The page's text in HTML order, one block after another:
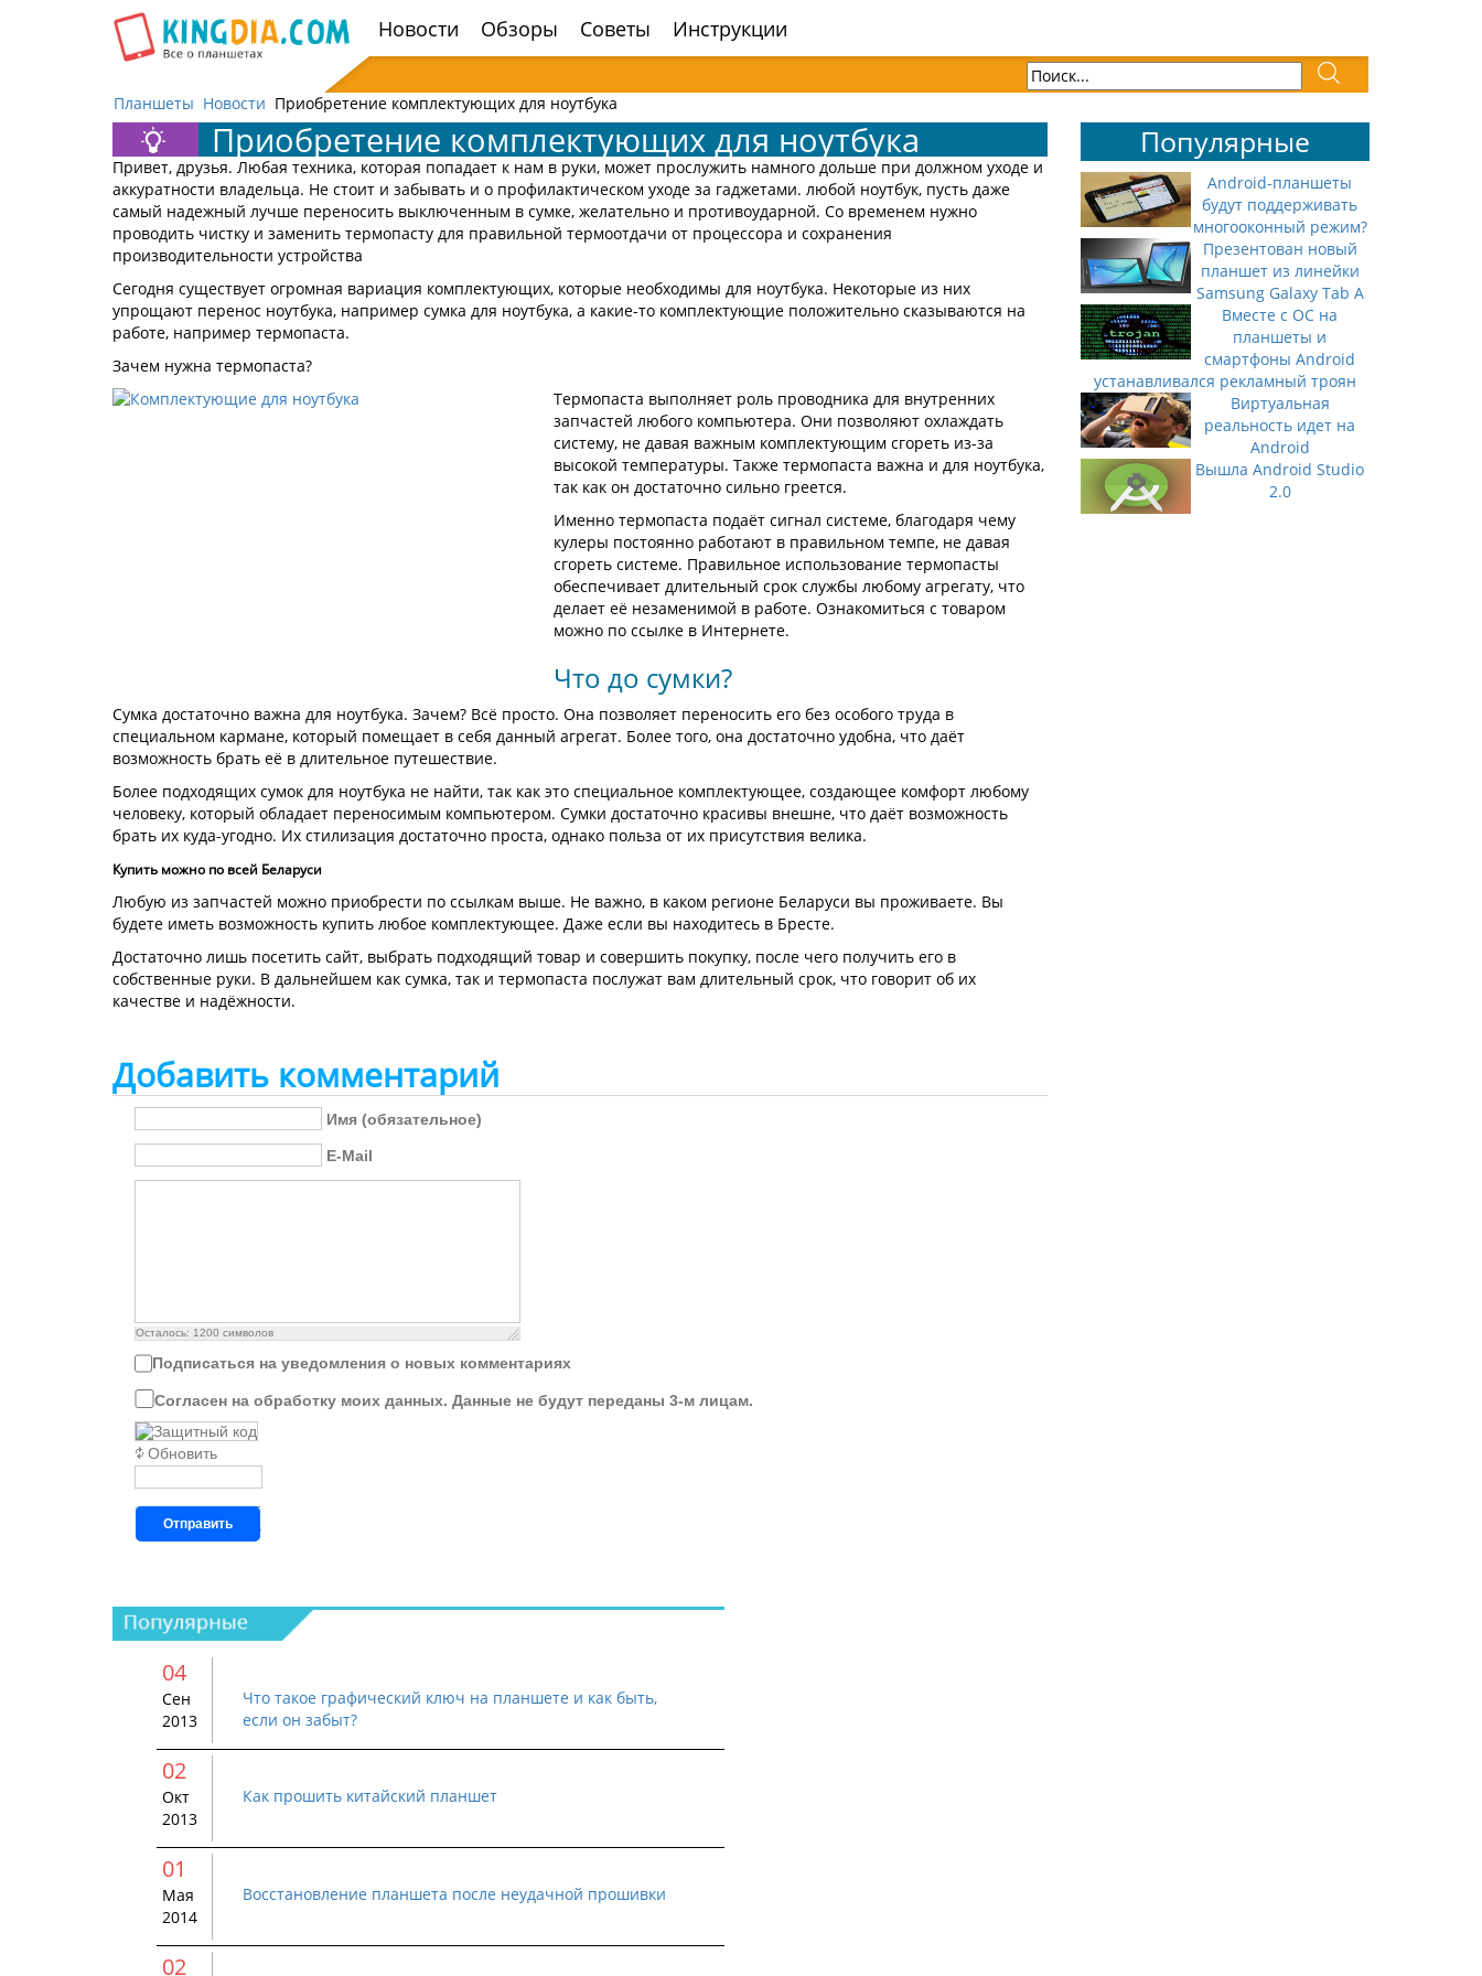
навигацию
Новости Обзоры Советы Инструкции
Планшеты Новости Приобретение комплектующих для ноутбука
Приобретение комплектующих для ноутбука
Привет, друзья. Любая техника, которая попадает к нам в руки, может прослужить намного дольше при должном уходе и
аккуратности владельца. Не стоит и забывать и о профилактическом уходе за гаджетами. любой ноутбук, пусть даже
самый надежный лучше переносить выключенным в сумке, желательно и противоударной. Со временем нужно
проводить чистку и заменить термопасту для правильной термоотдачи от процессора и сохранения
производительности устройства
Сегодня существует огромная вариация комплектующих, которые необходимы для ноутбука. Некоторые из них
упрощают перенос ноутбука, например сумка для ноутбука, а какие-то комплектующие положительно сказываются на
работе, например термопаста.
Зачем нужна термопаста?
Термопаста выполняет роль проводника для внутренних
запчастей любого компьютера. Они позволяют охлаждать
систему, не давая важным комплектующим сгореть из-за
высокой температуры. Также термопаста важна и для ноутбука,
так как он достаточно сильно греется.
Именно термопаста подаёт сигнал системе, благодаря чему
кулеры постоянно работают в правильном темпе, не давая
сгореть системе. Правильное использование термопасты
обеспечивает длительный срок службы любому агрегату, что
делает её незаменимой в работе. Ознакомиться с товаром
можно по ссылке в Интернете.
Что до сумки?
Сумка достаточно важна для ноутбука. Зачем? Всё просто. Она позволяет переносить его без особого труда в
специальном кармане, который помещает в себя данный агрегат. Более того, она достаточно удобна, что даёт
возможность брать её в длительное путешествие.
Более подходящих сумок для ноутбука не найти, так как это специальное комплектующее, создающее комфорт любому
человеку, который обладает переносимым компьютером. Сумки достаточно красивы внешне, что даёт возможность
брать их куда-угодно. Их стилизация достаточно проста, однако польза от их присутствия велика.
Купить можно по всей Беларуси
Любую из запчастей можно приобрести по ссылкам выше. Не важно, в каком регионе Беларуси вы проживаете. Вы
будете иметь возможность купить любое комплектующее. Даже если вы находитесь в Бресте.
Достаточно лишь посетить сайт, выбрать подходящий товар и совершить покупку, после чего получить его в
собственные руки. В дальнейшем как сумка, так и термопаста послужат вам длительный срок, что говорит об их
качестве и надёжности.
Добавить комментарий
Имя (обязательное)
E-Mail
Осталось: 1200 символов
Подписаться на уведомления о новых комментариях
Согласен на обработку моих данных. Данные не будут переданы 3-м лицам.
Обновить
Отправить
Популярные
Android-планшеты
будут поддерживать
многооконный режим?
Презентован новый
планшет из линейки
Samsung Galaxy Tab A
Вместе с ОС на
планшеты и
смартфоны Android
устанавливался рекламный троян
Виртуальная
реальность идет на
Android
Вышла Android Studio
2.0
04
Сен
2013
Что такое графический ключ на планшете и как быть,
если он забыт?
02
Окт
2013
Как прошить китайский планшет
01
Мая
2014
Восстановление планшета после неудачной прошивки
02